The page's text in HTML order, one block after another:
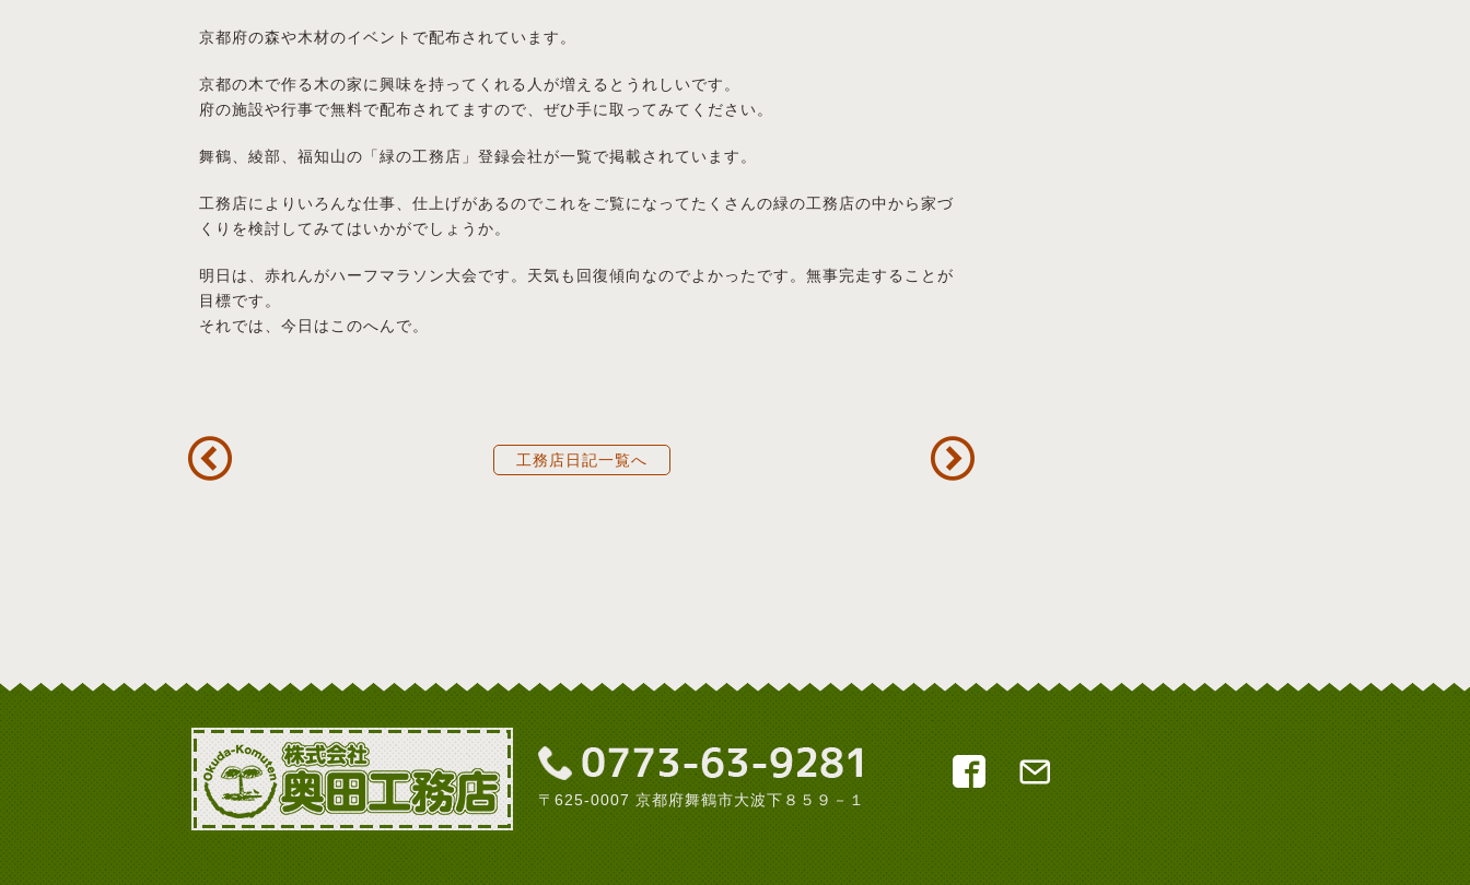
京都府の森や木材のイベントで配布されています。
京都の木で作る木の家に興味を持ってくれる人が増えるとうれしいです。
府の施設や行事で無料で配布されてますので、ぜひ手に取ってみてください。
舞鶴、綾部、福知山の「緑の工務店」登録会社が一覧で掲載されています。
工務店によりいろんな仕事、仕上げがあるのでこれをご覧になってたくさんの緑の工務店の中から家づ
くりを検討してみてはいかがでしょうか。
明日は、赤れんがハーフマラソン大会です。天気も回復傾向なのでよかったです。無事完走することが
目標です。
それでは、今日はこのへんで。
工務店日記一覧へ
〒625-0007 京都府舞鶴市大波下８５９－１